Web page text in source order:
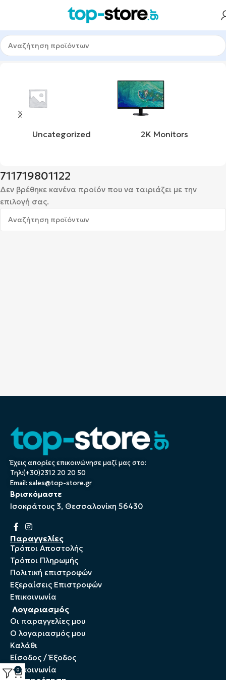
Αρχική σελίδα Προϊόν upc 711719801122
Uncategorized 2K Monitors
711719801122
Δεν βρέθηκε κανένα προϊόν που να ταιριάζει με την
επιλογή σας.
Έχεις απορίες επικοινώνησε μαζί μας στο:
Τηλ:(+30)2312 20 20 50
Email: sales@top-store.gr
Βρισκόμαστε
Ισοκράτους 3, Θεσσαλονίκη 56430
Παραγγελίες
Τρόποι Αποστολής
Τρόποι Πληρωμής
Πολιτική επιστροφών
Εξεραίσεις Επιστροφών
Επικοινωνία
Λογαριασμός
Οι παραγγελίες μου
Ο λογαριασμός μου
Καλάθι
Είσοδος / Έξοδος
Επικοινωνία
0